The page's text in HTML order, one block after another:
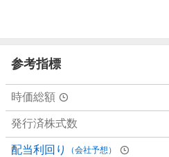
ア
参考指標
時価総額
発行済株式数
配当利回り （会社予想）